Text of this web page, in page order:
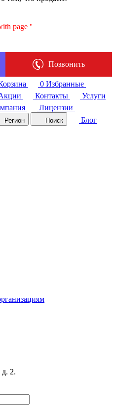
page ''
Позвонить
0 Избранные
Контакты
Услуги
Лицензии
Регион Поиск
Блог
д. 2.